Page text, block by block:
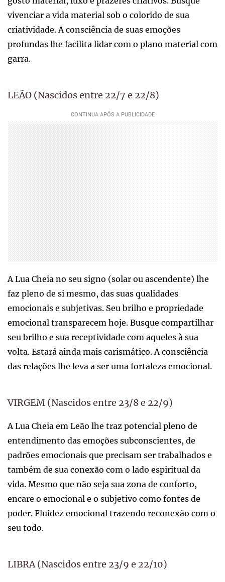
vivenciar a vida material sob o colorido de sua
criatividade. A consciência de suas emoções
profundas lhe facilita lidar com o plano material com
garra.
LEÃO (Nascidos entre 22/7 e 22/8)
A Lua Cheia no seu signo (solar ou ascendente) lhe
faz pleno de si mesmo, das suas qualidades
emocionais e subjetivas. Seu brilho e propriedade
emocional transparecem hoje. Busque compartilhar
seu brilho e sua receptividade com aqueles à sua
volta. Estará ainda mais carismático. A consciência
das relações lhe leva a ser uma fortaleza emocional.
VIRGEM (Nascidos entre 23/8 e 22/9)
A Lua Cheia em Leão lhe traz potencial pleno de
entendimento das emoções subconscientes, de
padrões emocionais que precisam ser trabalhados e
também de sua conexão com o lado espiritual da
vida. Mesmo que não seja sua zona de conforto,
encare o emocional e o subjetivo como fontes de
poder. Fluidez emocional trazendo reconexão com o
seu todo.
LIBRA (Nascidos entre 23/9 e 22/10)